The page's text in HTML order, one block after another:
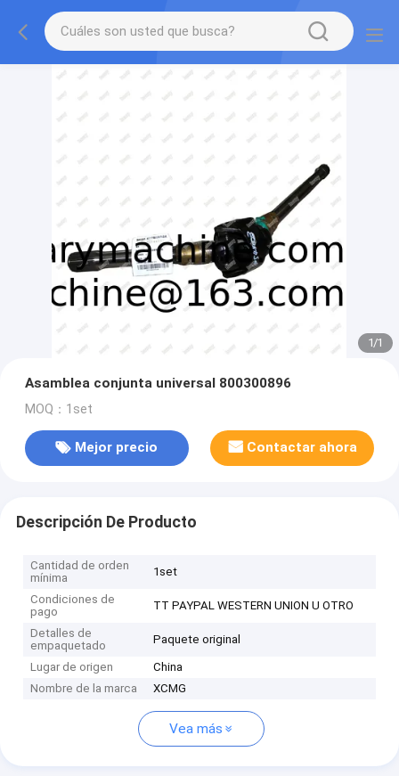
1/1
Asamblea conjunta universal 800300896
MOQ：1set
Mejor precio Contactar ahora
Descripción De Producto
Cantidad de orden
mínima
1set
Condiciones de
pago
TT PAYPAL WESTERN UNION U OTRO
Detalles de
empaquetado
Paquete original
Lugar de origen
China
Nombre de la marca
XCMG
Vea más